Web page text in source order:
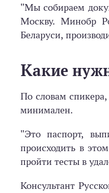
"Мы собираем
Москву. Минобр
Беларуси,
Какие
По словам
минимален.
"Это паспорт,
происходить в
пройти тесты в
Консультант